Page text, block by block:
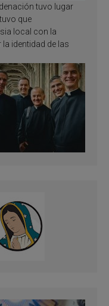
tuvo lugar
que
local con la
identidad de las